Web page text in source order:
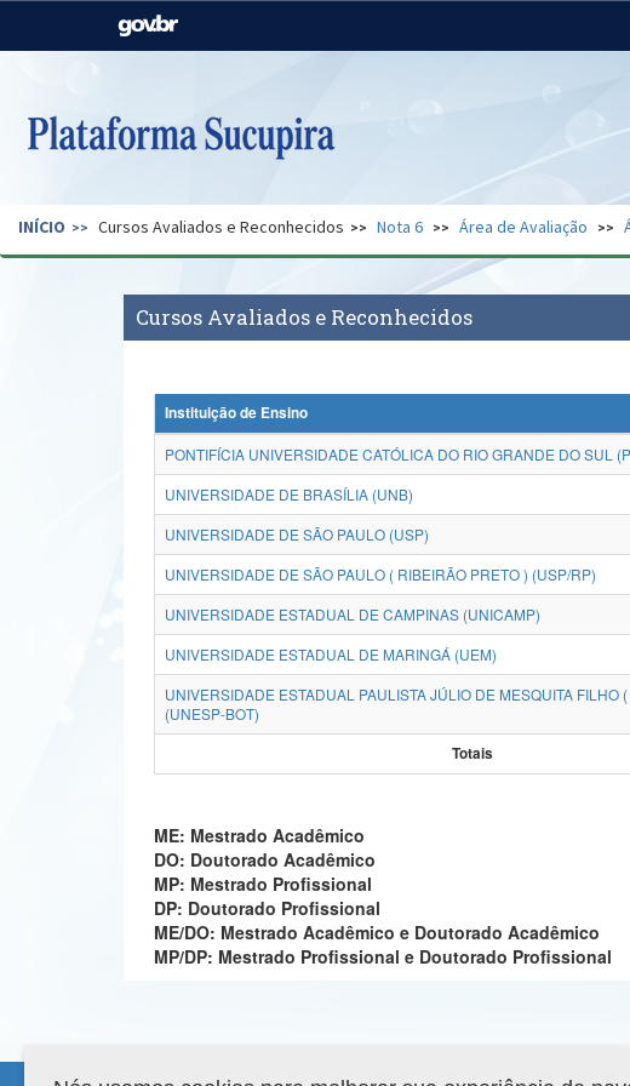
Casa Civil
Pecuária e Abastecimento
Secretaria de Governo Gabinete de Segurança
INÍCIO Cursos Avaliados e Reconhecidos Nota 6 Área de Avaliação
Cursos Avaliados e Reconhecidos
Instituição de Ensino
PONTIFÍCIA UNIVERSIDADE CATÓLICA DO RIO GRANDE DO SUL
UNIVERSIDADE DE BRASÍLIA (UNB)
UNIVERSIDADE DE SÃO PAULO (USP)
UNIVERSIDADE DE SÃO PAULO ( RIBEIRÃO PRETO ) (USP/RP)
UNIVERSIDADE ESTADUAL DE CAMPINAS (UNICAMP)
UNIVERSIDADE ESTADUAL DE MARINGÁ (UEM)
UNIVERSIDADE ESTADUAL PAULISTA JÚLIO DE MESQUITA FILHO
(UNESP-BOT)
Totais
ME: Mestrado Acadêmico
DO: Doutorado Acadêmico
MP: Mestrado Profissional
DP: Doutorado Profissional
ME/DO: Mestrado Acadêmico e Doutorado Acadêmico
MP/DP: Mestrado Profissional e Doutorado Profissional